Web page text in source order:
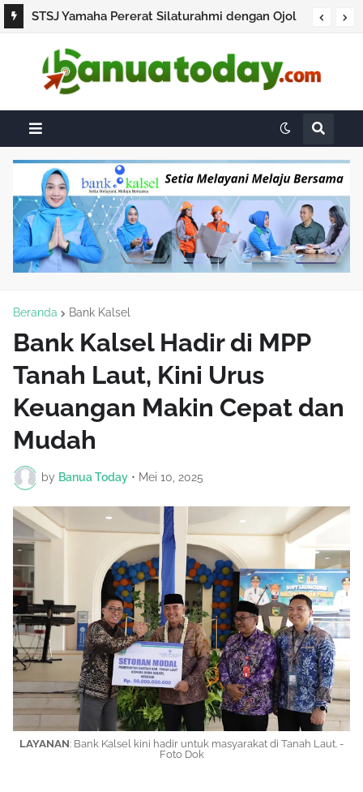
STSJ Yamaha Pererat Silaturahmi dengan Ojol
Ultima dan Promo Miliarder 2026
Beranda Bank Kalsel
Bank Kalsel Hadir di MPP
Tanah Laut, Kini Urus
Keuangan Makin Cepat dan
Mudah
by Banua Today • Mei 10, 2025
LAYANAN: Bank Kalsel kini hadir untuk masyarakat di Tanah Laut. -
Foto Dok